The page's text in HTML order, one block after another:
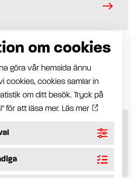
med stålarmerad slang
om cookies
göra vår hemsida ännu
cookies, cookies samlar in
om ditt besök. Tryck på
för att läsa mer. Läs mer